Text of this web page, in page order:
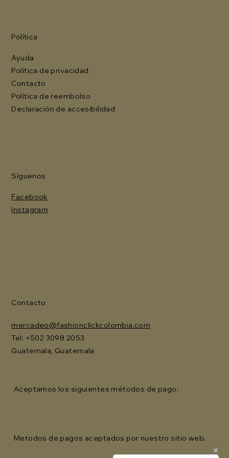
Política
Ayuda
Política de privacidad
Contacto
Política de reembolso
Declaración de accesibilidad
Síguenos
Facebook
Instagram
Contacto
mercadeo@fashionclickcolombia.com
Tel: ‪+502 3098 2053‬
Guatemala, Guatemala
Aceptamos los siguientes métodos de pago:
Metodos de pagos aceptados por nuestro sitio web.